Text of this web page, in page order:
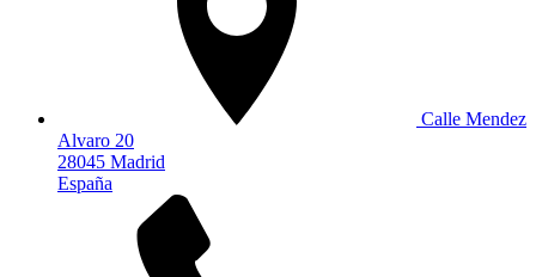
Calle Mendez
Alvaro 20
28045 Madrid
España